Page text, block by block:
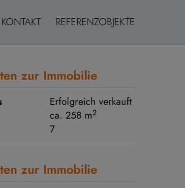
KONTAKT REFERENZOBJEKTE
zur Immobilie
Erfolgreich verkauft
ca. 258 m2
7
zur Immobilie